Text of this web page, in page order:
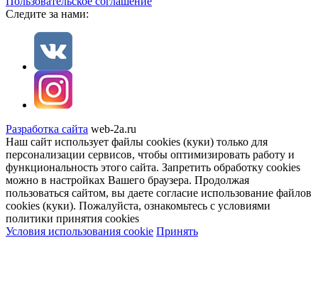
Cледите за нами:
Разработка сайта web-2a.ru
Наш сайт использует файлы cookies (куки) только для
персонализации сервисов, чтобы оптимизировать работу и
функциональность этого сайта. Запретить обработку cookies
можно в настройках Вашего браузера. Продолжая
пользоваться сайтом, вы даете согласие использование файлов
cookies (куки). Пожалуйста, ознакомьтесь с условиями
политики принятия сookies
Условия использования cookie Принять